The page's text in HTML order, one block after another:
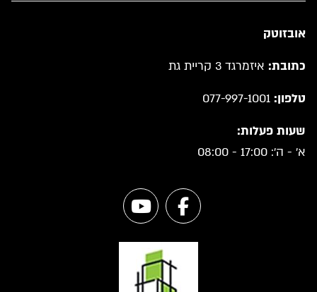
אובזוטק
כתובת: איזמרגד 3 קריית גת
טלפון: 077-997-1001
שעות פעלות:
א' - ה': 17:00 - 08:00